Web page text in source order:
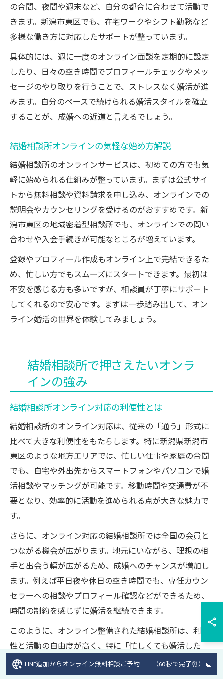
の合間、夜間や週末など、自分の都合に合わせて活動で
きます。新潟市東区でも、在宅ワークやシフト勤務など
多様な働き方に対応したサポートが整っています。
具体的には、週に一度のオンライン面談を定期的に設定
したり、日々の空き時間でプロフィールチェックやメッ
セージのやり取りを行うことで、ストレスなく婚活が進
みます。自分のペースで続けられる婚活スタイルを確立
することが、成婚への近道と言えるでしょう。
結婚相談所オンラインの気軽な始め方解説
結婚相談所のオンラインサービスは、初めての方でも気
軽に始められる仕組みが整っています。まずは公式サイ
トから無料相談や資料請求を申し込み、オンラインでの
説明会やカウンセリングを受けるのがおすすめです。新
潟市東区の地域密着型相談所でも、オンラインでの問い
合わせや入会手続きが可能なところが増えています。
登録やプロフィール作成もオンライン上で完結できるた
め、忙しい方でもスムーズにスタートできます。最初は
不安を感じる方も多いですが、相談員が丁寧にサポート
してくれるので安心です。まずは一歩踏み出して、オン
ライン婚活の世界を体験してみましょう。
結婚相談所で押さえたいオンラ
インの強み
結婚相談所オンライン対応の利便性とは
結婚相談所のオンライン対応は、従来の「通う」形式に
比べて大きな利便性をもたらします。特に新潟県新潟市
東区のような地方エリアでは、忙しい仕事や家庭の合間
でも、自宅や外出先からスマートフォンやパソコンで婚
活相談やマッチングが可能です。移動時間や交通費が不
要となり、効率的に活動を進められる点が大きな魅力で
す。
さらに、オンライン対応の結婚相談所では全国の会員と
つながる機会が広がります。地元にいながら、理想の相
手と出会う幅が広がるため、成婚へのチャンスが増加し
ます。例えば平日夜や休日の空き時間でも、専任カウン
セラーへの相談やプロフィール確認などができるため、
時間の制約を感じずに婚活を継続できます。
このように、オンライン整備された結婚相談所は、利便
性と活動の自由度が高く、特に「忙しくても婚活した
い」「地元以外の人とも出会いたい」といったニーズに
応えやすいのが特徴です。
LINE追加からオンライン無料相談ご予約 （60秒で完了⏰）